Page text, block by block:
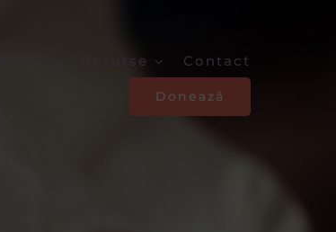
Resurse Contact
Donează